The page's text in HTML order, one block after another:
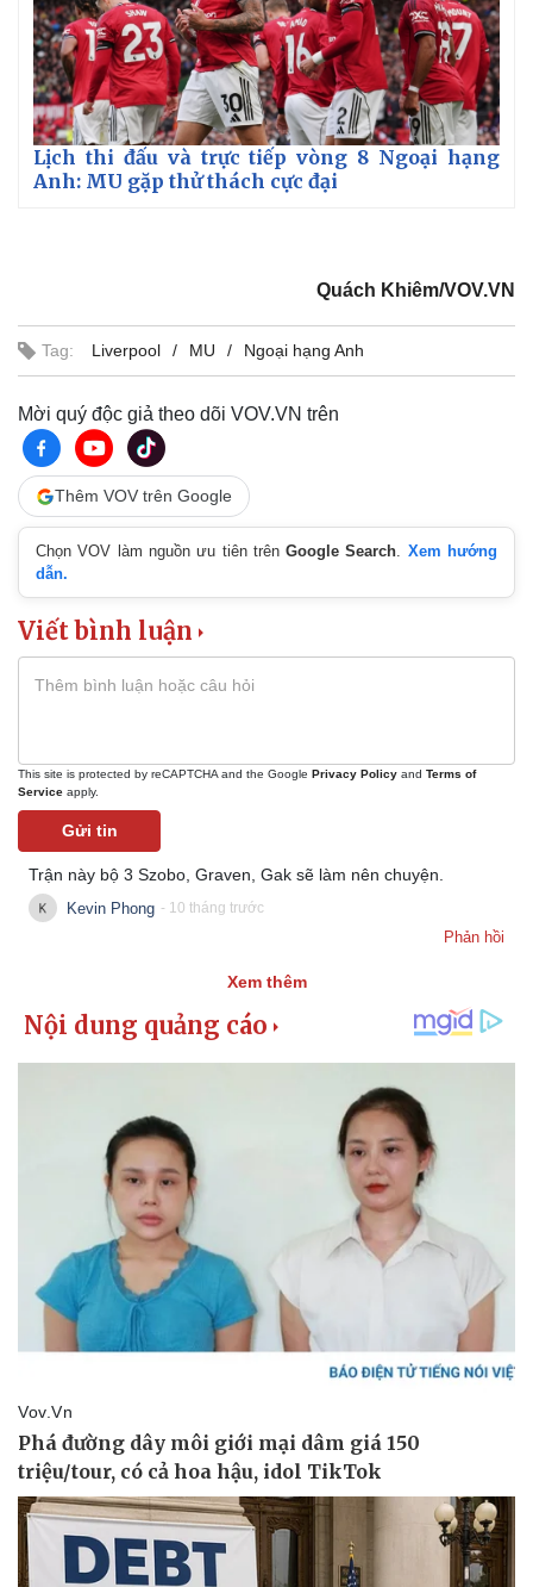
Kinh tế
Bất động sản
Khởi nghiệp
Giá vàng
Giá cà phê
Lịch thi đấu và trực tiếp vòng 8 Ngoại hạng
Anh: MU gặp thử thách cực đại
Quách Khiêm/VOV.VN
Tag: Liverpool MU Ngoại hạng Anh
Mời quý độc giả theo dõi VOV.VN trên
Thêm VOV trên Google
Chọn VOV làm nguồn ưu tiên trênGoogle Search. Xem hướng
dẫn.
Viết bình luận
This site is protected by reCAPTCHA and the Google Privacy Policy and Terms of
Service apply.
Gửi tin
Trận này bộ 3 Szobo, Graven, Gak sẽ làm nên chuyện.
Kevin Phong - 10 tháng trước
Phản hồi
Xem thêm